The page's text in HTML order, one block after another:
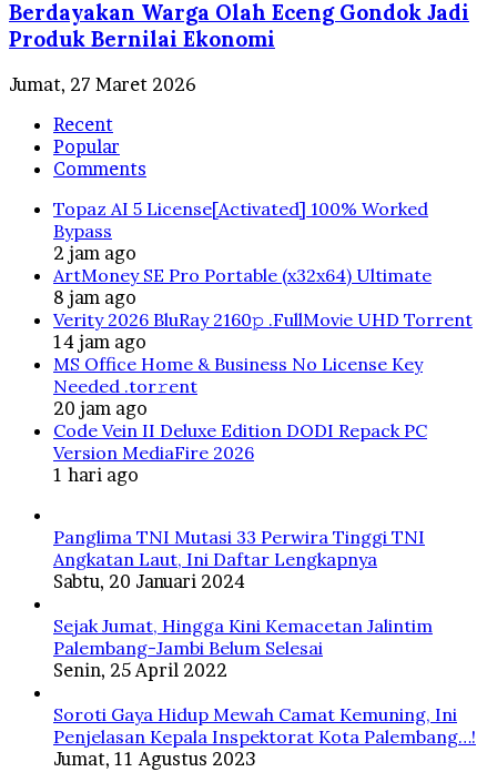
Berdayakan Warga Olah Eceng Gondok Jadi
Produk Bernilai Ekonomi
Jumat, 27 Maret 2026
Recent
Popular
Comments
Topaz AI 5 License[Activated] 100% Worked
Bypass
2 jam ago
ArtMoney SE Pro Portable (x32x64) Ultimate
8 jam ago
Verity 2026 BluRay 2160𝚙 .FullMov𝗂e UHD Torrent
14 jam ago
MS Office Home & Business No License Key
Needed .tоr𝚛еnt
20 jam ago
Code Vein II Deluxe Edition DODI Repack PC
Version MediaFire 2026
1 hari ago
Panglima TNI Mutasi 33 Perwira Tinggi TNI
Angkatan Laut, Ini Daftar Lengkapnya
Sabtu, 20 Januari 2024
Sejak Jumat, Hingga Kini Kemacetan Jalintim
Palembang-Jambi Belum Selesai
Senin, 25 April 2022
Soroti Gaya Hidup Mewah Camat Kemuning, Ini
Penjelasan Kepala Inspektorat Kota Palembang…!
Jumat, 11 Agustus 2023